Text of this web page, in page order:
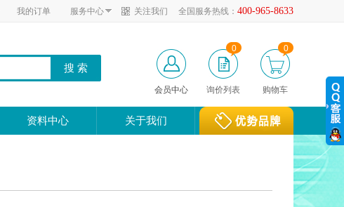
全国服务热线： 400-965-8633
关注我们
服务中心
我的订单
会员中心 询价列表
0
购物车
0
资料中心 关于我们